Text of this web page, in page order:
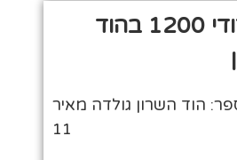
בית ספר יסודי 1200 בהוד
הוד השרון גולדה מאיר
11